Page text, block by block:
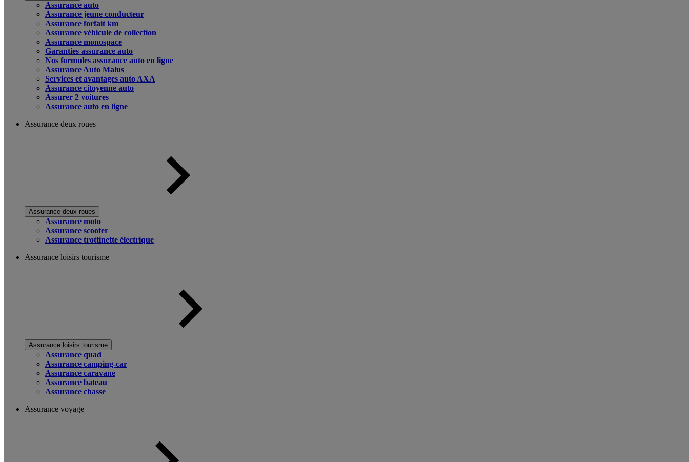
Assurance auto
Assurance jeune conducteur
Assurance forfait km
Assurance véhicule de collection
Assurance monospace
Garanties assurance auto
Nos formules assurance auto en ligne
Assurance Auto Malus
Services et avantages auto AXA
Assurance citoyenne auto
Assurer 2 voitures
Assurance auto en ligne
Assurance deux roues
Assurance deux roues
Assurance moto
Assurance scooter
Assurance trottinette électrique
Assurance loisirs tourisme
Assurance loisirs tourisme
Assurance quad
Assurance camping-car
Assurance caravane
Assurance bateau
Assurance chasse
Assurance voyage